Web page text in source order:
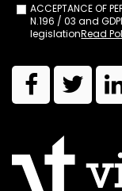
ACCEPTANCE OF
N.196 / 03 and
legislationRead